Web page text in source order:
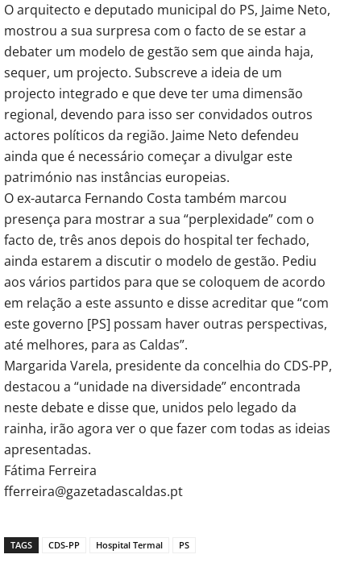
O arquitecto e deputado municipal do PS, Jaime Neto,
mostrou a sua surpresa com o facto de se estar a
debater um modelo de gestão sem que ainda haja,
sequer, um projecto. Subscreve a ideia de um
projecto integrado e que deve ter uma dimensão
regional, devendo para isso ser convidados outros
actores políticos da região. Jaime Neto defendeu
ainda que é necessário começar a divulgar este
património nas instâncias europeias.
O ex-autarca Fernando Costa também marcou
presença para mostrar a sua “perplexidade” com o
facto de, três anos depois do hospital ter fechado,
ainda estarem a discutir o modelo de gestão. Pediu
aos vários partidos para que se coloquem de acordo
em relação a este assunto e disse acreditar que “com
este governo [PS] possam haver outras perspectivas,
até melhores, para as Caldas”.
Margarida Varela, presidente da concelhia do CDS-PP,
destacou a “unidade na diversidade” encontrada
neste debate e disse que, unidos pelo legado da
rainha, irão agora ver o que fazer com todas as ideias
apresentadas.
Fátima Ferreira
fferreira@gazetadascaldas.pt
TAGS CDS-PP Hospital Termal PS